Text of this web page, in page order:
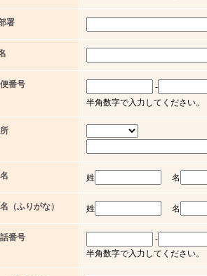
署
番号
-
半角数字で入力してください。
姓 名
（ふりがな） 姓 名
番号
-
半角数字で入力してください